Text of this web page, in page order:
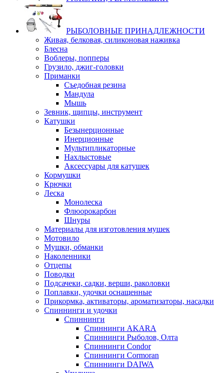
РЫБОЛОВНЫЕ ПРИНАДЛЕЖНОСТИ
Живая, белковая, силиконовая наживка
Блесна
Воблеры, попперы
Грузило, джиг-головки
Приманки
Съедобная резина
Мандула
Мышь
Зевник, щипцы, инструмент
Катушки
Безынерционные
Инерционные
Мультипликаторные
Нахлыстовые
Аксессуары для катушек
Кормушки
Крючки
Леска
Монолеска
Флюорокарбон
Шнуры
Материалы для изготовления мушек
Мотовило
Мушки, обманки
Наколенники
Отцепы
Поводки
Подсачеки, садки, верши, раколовки
Поплавки, удочки оснащенные
Прикормка, активаторы, ароматизаторы, насадки
Спиннинги и удочки
Спиннинги
Спиннинги AKARA
Спиннинги Рыболов, Олта
Спиннинги Condor
Спиннинги Cormoran
Спиннинги DAIWA